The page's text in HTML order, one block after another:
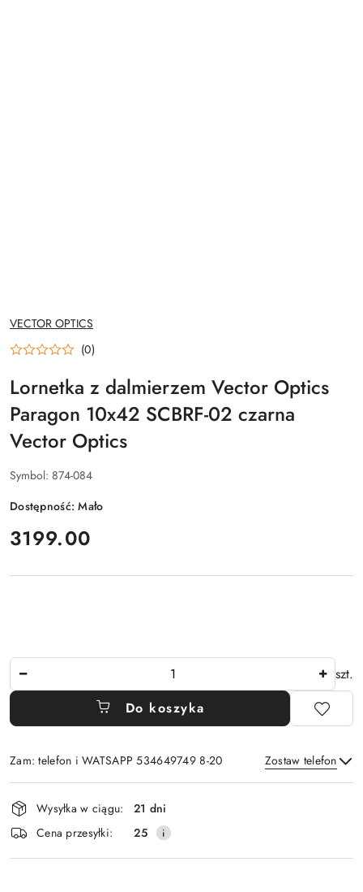
NAZWA
PRODUCENTA:
VECTOR OPTICS
(0)
Lornetka z dalmierzem Vector Optics
Paragon 10x42 SCBRF-02 czarna
Vector Optics
Symbol: 874-084
Dostępność:Mało
cena:
3199.00
szt.
Do koszyka
Zam: telefon i WATSAPP 534649749 8-20 Zostaw telefon
Wyślij
Dostępność
i
dostawa
Wysyłka w ciągu:
21 dni
Cena przesyłki:
25